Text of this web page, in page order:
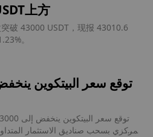
上方
破 43000 USDT，现报 43010.6
。
المركزي بسحب صناديق الاستثمار